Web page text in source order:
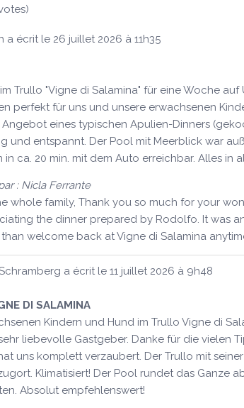
a écrit le 26 juillet 2026 à 11h35
Trullo "Vigne di Salamina" für eine Woche
perfekt für uns und unsere erwachsenen
eines typischen Apulien-Dinners
und entspannt. Der Pool mit Meerblick war
ca. 20 min. mit dem Auto erreichbar. Alles
: Nicla Ferrante
whole family, Thank you so much for your
the dinner prepared by Rodolfo. It was
welcome back at Vigne di Salamina
a écrit le 11 juillet 2026 à 9h48
DI SALAMINA
Kindern und Hund im Trullo Vigne di
liebevolle Gastgeber. Danke für die
uns komplett verzaubert. Der Trullo mit
Klimatisiert! Der Pool rundet das Ganze
Absolut empfehlenswert!